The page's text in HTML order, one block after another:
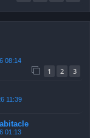
08:14
1 2 3
11:39
01:13